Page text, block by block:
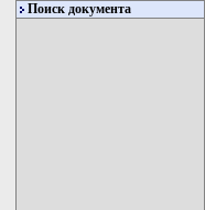
Поиск документа